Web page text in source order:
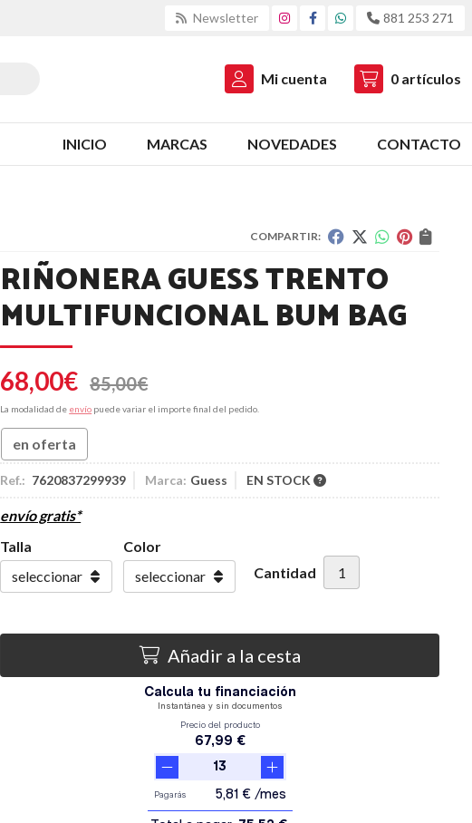
Newsletter 881 253 271
Mi cuenta 0 artículos
INICIO MARCAS NOVEDADES CONTACTO
COMPARTIR:
RIÑONERA GUESS TRENTO
MULTIFUNCIONAL BUM BAG
68,00€ 85,00€
La modalidad de envío puede variar el importe final del pedido.
en oferta
Ref.: 7620837299939 Marca: Guess EN STOCK
envío gratis*
Talla
Color
Cantidad
Añadir a la cesta